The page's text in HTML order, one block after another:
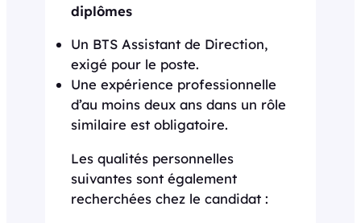
diplômes
Un BTS Assistant de Direction,
exigé pour le poste.
Une expérience professionnelle
d’au moins deux ans dans un rôle
similaire est obligatoire.
Les qualités personnelles
suivantes sont également
recherchées chez le candidat :